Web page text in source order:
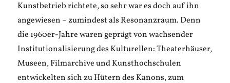
Kunstbetrieb richtete, so sehr war es doch auf ihn
angewiesen – zumindest als Resonanzraum. Denn
die 1960er-Jahre waren geprägt von wachsender
Institutionalisierung des Kulturellen: Theaterhäuser,
Museen, Filmarchive und Kunsthochschulen
entwickelten sich zu Hütern des Kanons, zum